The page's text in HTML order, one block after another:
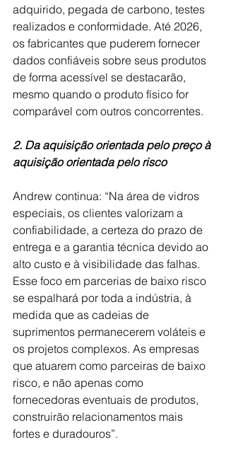
adquirido, pegada de carbono, testes
realizados e conformidade. Até 2026,
os fabricantes que puderem fornecer
dados confiáveis sobre seus produtos
de forma acessível se destacarão,
mesmo quando o produto físico for
comparável com outros concorrentes.
2. Da aquisição orientada pelo preço à
aquisição orientada pelo risco
Andrew continua: “Na área de vidros
especiais, os clientes valorizam a
confiabilidade, a certeza do prazo de
entrega e a garantia técnica devido ao
alto custo e à visibilidade das falhas.
Esse foco em parcerias de baixo risco
se espalhará por toda a indústria, à
medida que as cadeias de
suprimentos permanecerem voláteis e
os projetos complexos. As empresas
que atuarem como parceiras de baixo
risco, e não apenas como
fornecedoras eventuais de produtos,
construirão relacionamentos mais
fortes e duradouros”.